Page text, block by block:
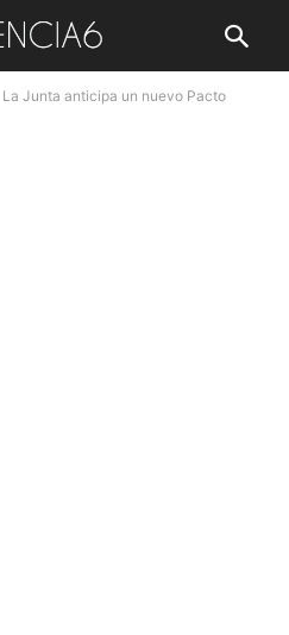
La Junta anticipa un nuevo Pacto